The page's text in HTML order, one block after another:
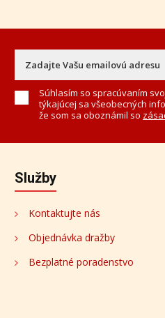
Súhlasím so spracúvaním
týkajúcej sa všeobecných
že som sa oboznámil so
Služby
Kontaktujte nás
Objednávka dražby
Bezplatné poradenstvo